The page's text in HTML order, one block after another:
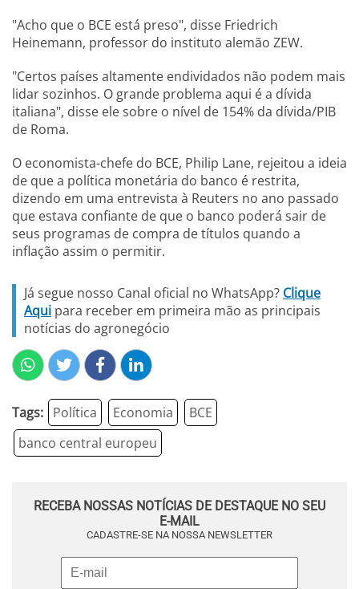
"Acho que o BCE está preso", disse Friedrich
Heinemann, professor do instituto alemão ZEW.
"Certos países altamente endividados não podem mais
lidar sozinhos. O grande problema aqui é a dívida
italiana", disse ele sobre o nível de 154% da dívida/PIB
de Roma.
O economista-chefe do BCE, Philip Lane, rejeitou a ideia
de que a política monetária do banco é restrita,
dizendo em uma entrevista à Reuters no ano passado
que estava confiante de que o banco poderá sair de
seus programas de compra de títulos quando a
inflação assim o permitir.
Já segue nosso Canal oficial no WhatsApp? Clique
Aqui para receber em primeira mão as principais
notícias do agronegócio
Tags: Política Economia
BCE
banco central europeu
RECEBA NOSSAS NOTÍCIAS DE DESTAQUE NO SEU
E-MAIL
CADASTRE-SE NA NOSSA NEWSLETTER